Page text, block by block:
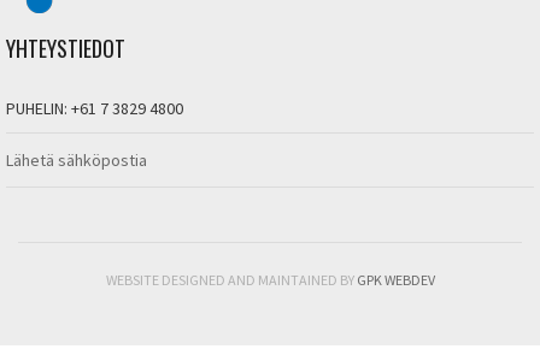
YHTEYSTIEDOT
PUHELIN: +61 7 3829 4800
Lähetä sähköpostia
WEBSITE DESIGNED AND MAINTAINED BY GPK WEBDEV